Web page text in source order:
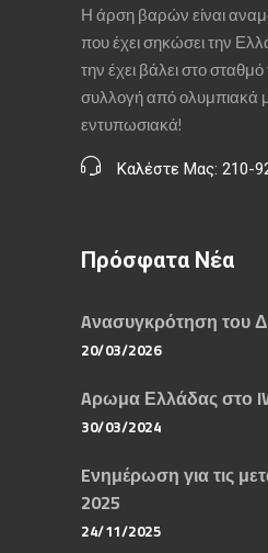
Η άρση βαρών είναι
που έχει σηκώσει την
την έχει βάλει στο
συλλογή από ολυμπιακά
εντυπωσιακά!
Καλέστε Μας: 210-
Πρόσφατα Νέα
Aνασυγκρότηση του
20/03/2026
Aρωμα Ελλάδας στο
30/03/2024
Eνημέρωση για τις
2025
24/11/2025